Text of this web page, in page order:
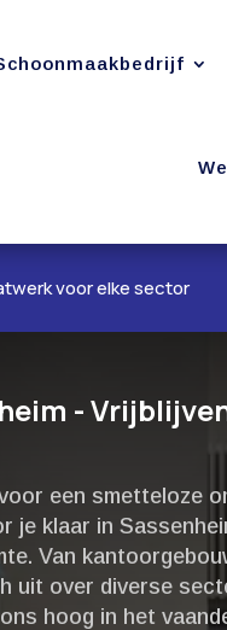
voor elke sector
-
een smetteloze
je klaar in
Van
uit over diverse
hoog in het